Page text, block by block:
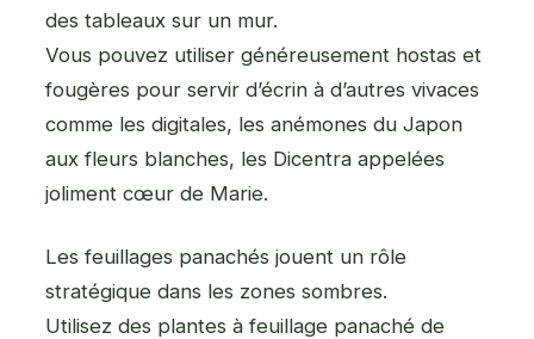
des tableaux sur un mur.
Vous pouvez utiliser généreusement hostas et
fougères pour servir d’écrin à d’autres vivaces
comme les digitales, les anémones du Japon
aux fleurs blanches, les Dicentra appelées
joliment cœur de Marie.
Les feuillages panachés jouent un rôle
stratégique dans les zones sombres.
Utilisez des plantes à feuillage panaché de